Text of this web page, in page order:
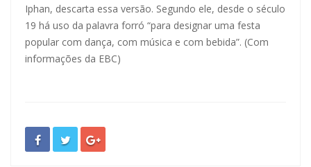
Iphan, descarta essa versão. Segundo ele, desde o século
19 há uso da palavra forró “para designar uma festa
popular com dança, com música e com bebida”. (Com
informações da EBC)